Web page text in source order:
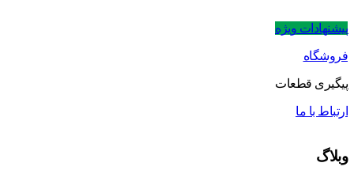
پیشنهادات ویژه
فروشگاه
پیگیری قطعات
ارتباط با ما
وبلاگ